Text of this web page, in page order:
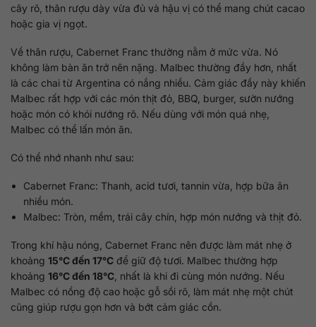
cây rõ, thân rượu dày vừa đủ và hậu vị có thể mang chút cacao
hoặc gia vị ngọt.
Về thân rượu, Cabernet Franc thường nằm ở mức vừa. Nó
không làm bàn ăn trở nên nặng. Malbec thường đầy hơn, nhất
là các chai từ Argentina có nắng nhiều. Cảm giác đầy này khiến
Malbec rất hợp với các món thịt đỏ, BBQ, burger, sườn nướng
hoặc món có khói nướng rõ. Nếu dùng với món quá nhẹ,
Malbec có thể lấn món ăn.
Có thể nhớ nhanh như sau:
Cabernet Franc: Thanh, acid tươi, tannin vừa, hợp bữa ăn
nhiều món.
Malbec: Tròn, mềm, trái cây chín, hợp món nướng và thịt đỏ.
Trong khí hậu nóng, Cabernet Franc nên được làm mát nhẹ ở
khoảng 15°C đến 17°C để giữ độ tươi. Malbec thường hợp
khoảng 16°C đến 18°C , nhất là khi đi cùng món nướng. Nếu
Malbec có nồng độ cao hoặc gỗ sồi rõ, làm mát nhẹ một chút
cũng giúp rượu gọn hơn và bớt cảm giác cồn.